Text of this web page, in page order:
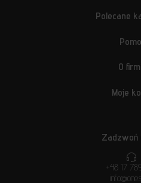
Polecane
O
Moje
Zadzwoń
+48 17